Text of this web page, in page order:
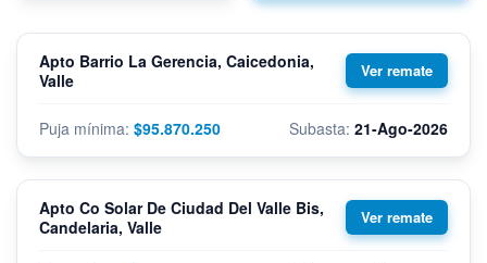
$95.870.250
Apto Barrio La Gerencia, Caicedonia,
Valle
21-Ago-2026
Apto Co Solar De Ciudad Del Valle Bis,
Candelaria, Valle